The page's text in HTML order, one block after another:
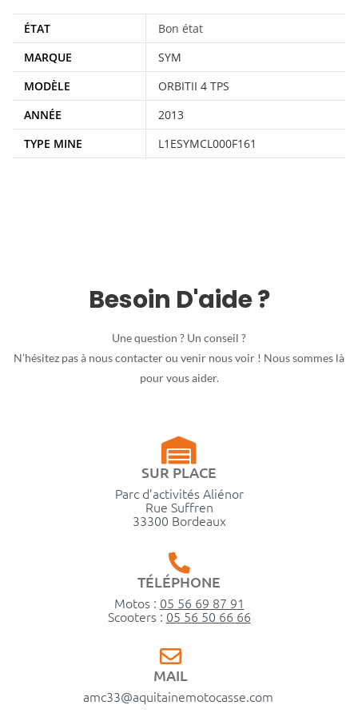
ÉTAT
Bon état
MARQUE
SYM
MODÈLE
ORBITII 4 TPS
ANNÉE
2013
TYPE MINE
L1ESYMCL000F161
Besoin D'aide ?
Une question ? Un conseil ?
N’hésitez pas à nous contacter ou venir nous voir ! Nous sommes là
pour vous aider.
SUR PLACE
Parc d’activités Aliénor
Rue Suffren
33300 Bordeaux
TÉLÉPHONE
Motos : 05 56 69 87 91
Scooters : 05 56 50 66 66
MAIL
amc33@aquitainemotocasse.com